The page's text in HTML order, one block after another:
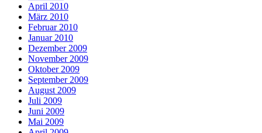
April 2010
März 2010
Februar 2010
Januar 2010
Dezember 2009
November 2009
Oktober 2009
September 2009
August 2009
Juli 2009
Juni 2009
Mai 2009